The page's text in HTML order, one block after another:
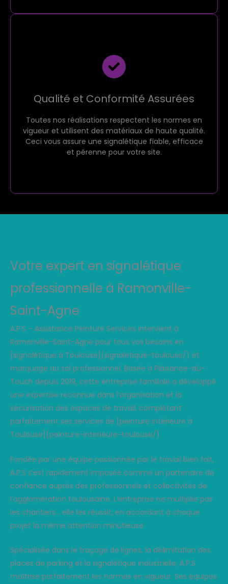
Qualité et Conformité Assurées
Toutes nos réalisations respectent les normes en
vigueur et utilisent des matériaux de haute qualité.
Ceci vous assure une signalétique fiable, efficace
et pérenne pour votre site.
Votre expert en signalétique
professionnelle à Ramonville-
Saint-Agne
A.P.S – Assistance Peinture Services intervient à
Ramonville-Saint-Agne pour tous vos besoins en
[signalétique à Toulouse](signaletique-toulouse/) et
marquage au sol professionnel. Basée à Plaisance-du-
Touch depuis 2019, cette entreprise familiale a développé
une expertise reconnue dans l’organisation et la
sécurisation des espaces de travail, complétant
parfaitement ses services de [peinture intérieure à
Toulouse](peinture-interieure-toulouse/).
Fondée par une équipe passionnée par le travail bien fait,
A.P.S s’est rapidement imposée comme un partenaire de
confiance auprès des professionnels et collectivités de
l’agglomération toulousaine. L’entreprise ne multiplie pas
les chantiers… elle les réussit, en accordant à chaque
projet la même attention minutieuse.
Spécialisée dans le traçage de lignes, la délimitation des
places de parking et la signalétique industrielle, A.P.S
maîtrise parfaitement les normes en vigueur. Ses équipes